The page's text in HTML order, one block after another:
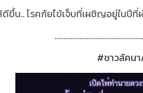
ดีขึ้น.. โรคภัยไข้เจ็บที่เผชิญอยู่ในปีที่
#ชาวลัคน